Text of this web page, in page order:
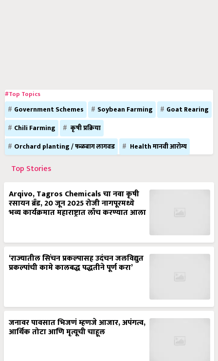
#Top Topics
Government Schemes Soybean Farming
Goat Rearing
Chili Farming
कृषी प्रक्रिया
Orchard planting / फळबाग लागवड
Health मानवी आरोग्य
Top Stories
Arqivo, Tagros Chemicals चा नवा कृषी
रसायन ब्रँड, 20 जून 2025 रोजी नागपूरमध्ये
भव्य कार्यक्रमात महाराष्ट्रात लाँच करण्यात आला
‘राज्यातील सिंचन प्रकल्पासह उदंचन जलविद्युत
प्रकल्पांची कामे कालबद्ध पद्धतीने पूर्ण करा’
जनावर पावसात भिजणं म्हणजे आजार, अपंगत्व,
आर्थिक तोटा आणि मृत्यूची चाहूल